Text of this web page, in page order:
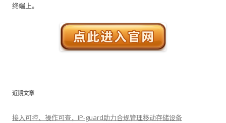
终端上。
近期文章
接入可控、操作可查，IP-guard助力合规管理移动存储设备